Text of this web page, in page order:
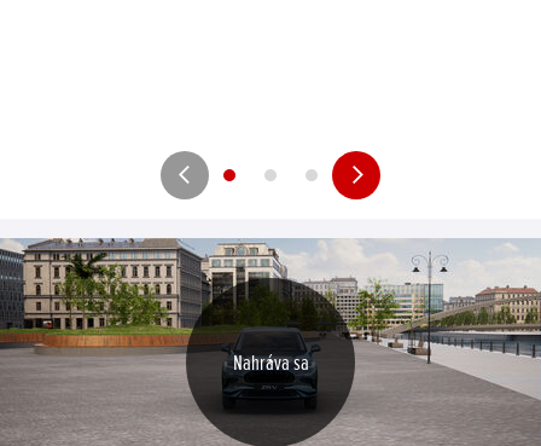
Loading images for 360 view
Nahráva sa